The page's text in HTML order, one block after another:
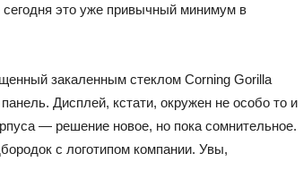
сегодня это уже привычный минимум в
закаленным стеклом Corning Gorilla
Дисплей, кстати, окружен не особо то и
— решение новое, но пока сомнительное.
с логотипом компании. Увы,